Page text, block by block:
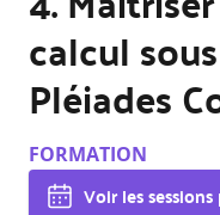
calcul
Pléiades
FORMATION
Voir les